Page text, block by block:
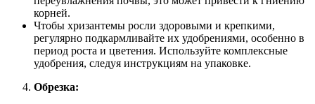
корней.
Чтобы хризантемы росли здоровыми и крепкими,
регулярно подкармливайте их удобрениями, особенно в
период роста и цветения. Используйте комплексные
удобрения, следуя инструкциям на упаковке.
Обрезка: